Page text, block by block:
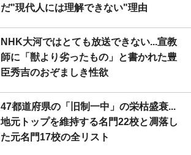
だ"現代人には理解できない"理由
NHK大河ではとても放送できない...宣教
師に「獣より劣ったもの」と書かれた豊
臣秀吉のおぞましき性欲
47都道府県の「旧制一中」の栄枯盛衰...
地元トップを維持する名門22校と凋落し
た元名門17校の全リスト